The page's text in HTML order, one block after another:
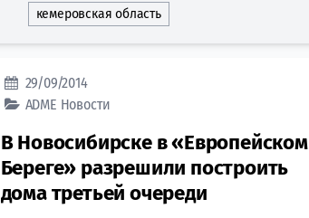
кемеровская область
29/09/2014
ADME Новости
В Новосибирске в «Европейском
Береге» разрешили построить
дома третьей очереди